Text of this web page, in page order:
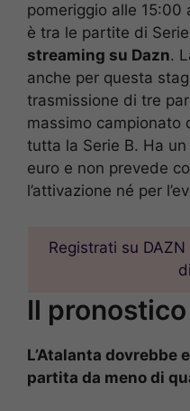
pomeriggio alle 15:00
è tra le partite di
streaming su Dazn.
anche per questa
trasmissione di tre
massimo campionato
tutta la Serie B. Ha
euro e non prevede
l’attivazione né per
Registrati su
Il pronostico
L’Atalanta dovrebbe
partita da meno di